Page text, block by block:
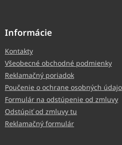
Informácie
Kontakty
Všeobecné obchodné podmienky
Reklamačný poriadok
Poučenie o ochrane osobných
Formulár na odstúpenie od zmluvy
Odstúpiť od zmluvy tu
Reklamačný formulár